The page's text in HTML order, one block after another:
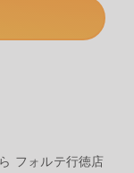
フォルテ行徳店